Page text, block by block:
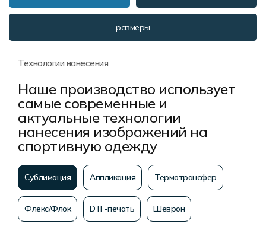
размеры
Технологии нанесения
Наше производство использует
самые современные и
актуальные технологии
нанесения изображений на
спортивную одежду
Сублимация Аппликация Термотрансфер
Флекс/Флок DTF-печать Шеврон